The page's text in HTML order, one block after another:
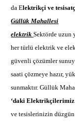
da Elektrikçi ve
Güllük Mahallesi
elektrikSektörde uzun
her türlü elektrik ve
güvenli çözümler
saati çözmeye hazır,
sunmaktır.Güllük
‘daki Elektrikçilerimiz
ve tesislerinizin